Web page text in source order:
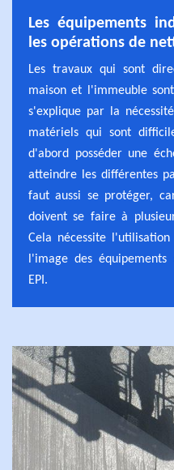
Les équipements
les opérations de
Les travaux qui sont
maison et l'immeuble
s'explique par la
matériels qui sont
d'abord posséder une
atteindre les différentes
faut aussi se protéger,
doivent se faire à
Cela nécessite
l'image des
EPI.